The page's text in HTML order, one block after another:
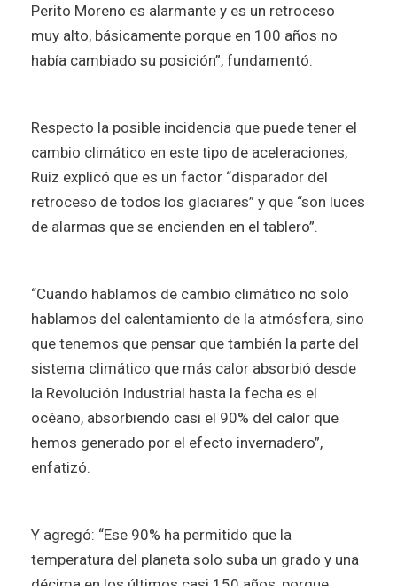
Perito Moreno es alarmante y es un retroceso
muy alto, básicamente porque en 100 años no
había cambiado su posición”, fundamentó.
Respecto la posible incidencia que puede tener el
cambio climático en este tipo de aceleraciones,
Ruiz explicó que es un factor “disparador del
retroceso de todos los glaciares” y que “son luces
de alarmas que se encienden en el tablero”.
“Cuando hablamos de cambio climático no solo
hablamos del calentamiento de la atmósfera, sino
que tenemos que pensar que también la parte del
sistema climático que más calor absorbió desde
la Revolución Industrial hasta la fecha es el
océano, absorbiendo casi el 90% del calor que
hemos generado por el efecto invernadero”,
enfatizó.
Y agregó: “Ese 90% ha permitido que la
temperatura del planeta solo suba un grado y una